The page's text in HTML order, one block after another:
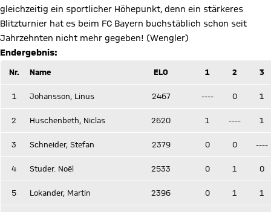
gleichzeitig ein sportlicher Höhepunkt, denn ein stärkeres
Blitzturnier hat es beim FC Bayern buchstäblich schon seit
Jahrzehnten nicht mehr gegeben! (Wengler)
Endergebnis:
Nr. Name ELO 1 2 3
1 Johansson, Linus 2467 ---- 0 1
2 Huschenbeth, Niclas 2620 1 ---- 1
3 Schneider, Stefan 2379 0 0 ----
4 Studer. Noël 2533 0 1 0
5 Lokander, Martin 2396 0 1 1